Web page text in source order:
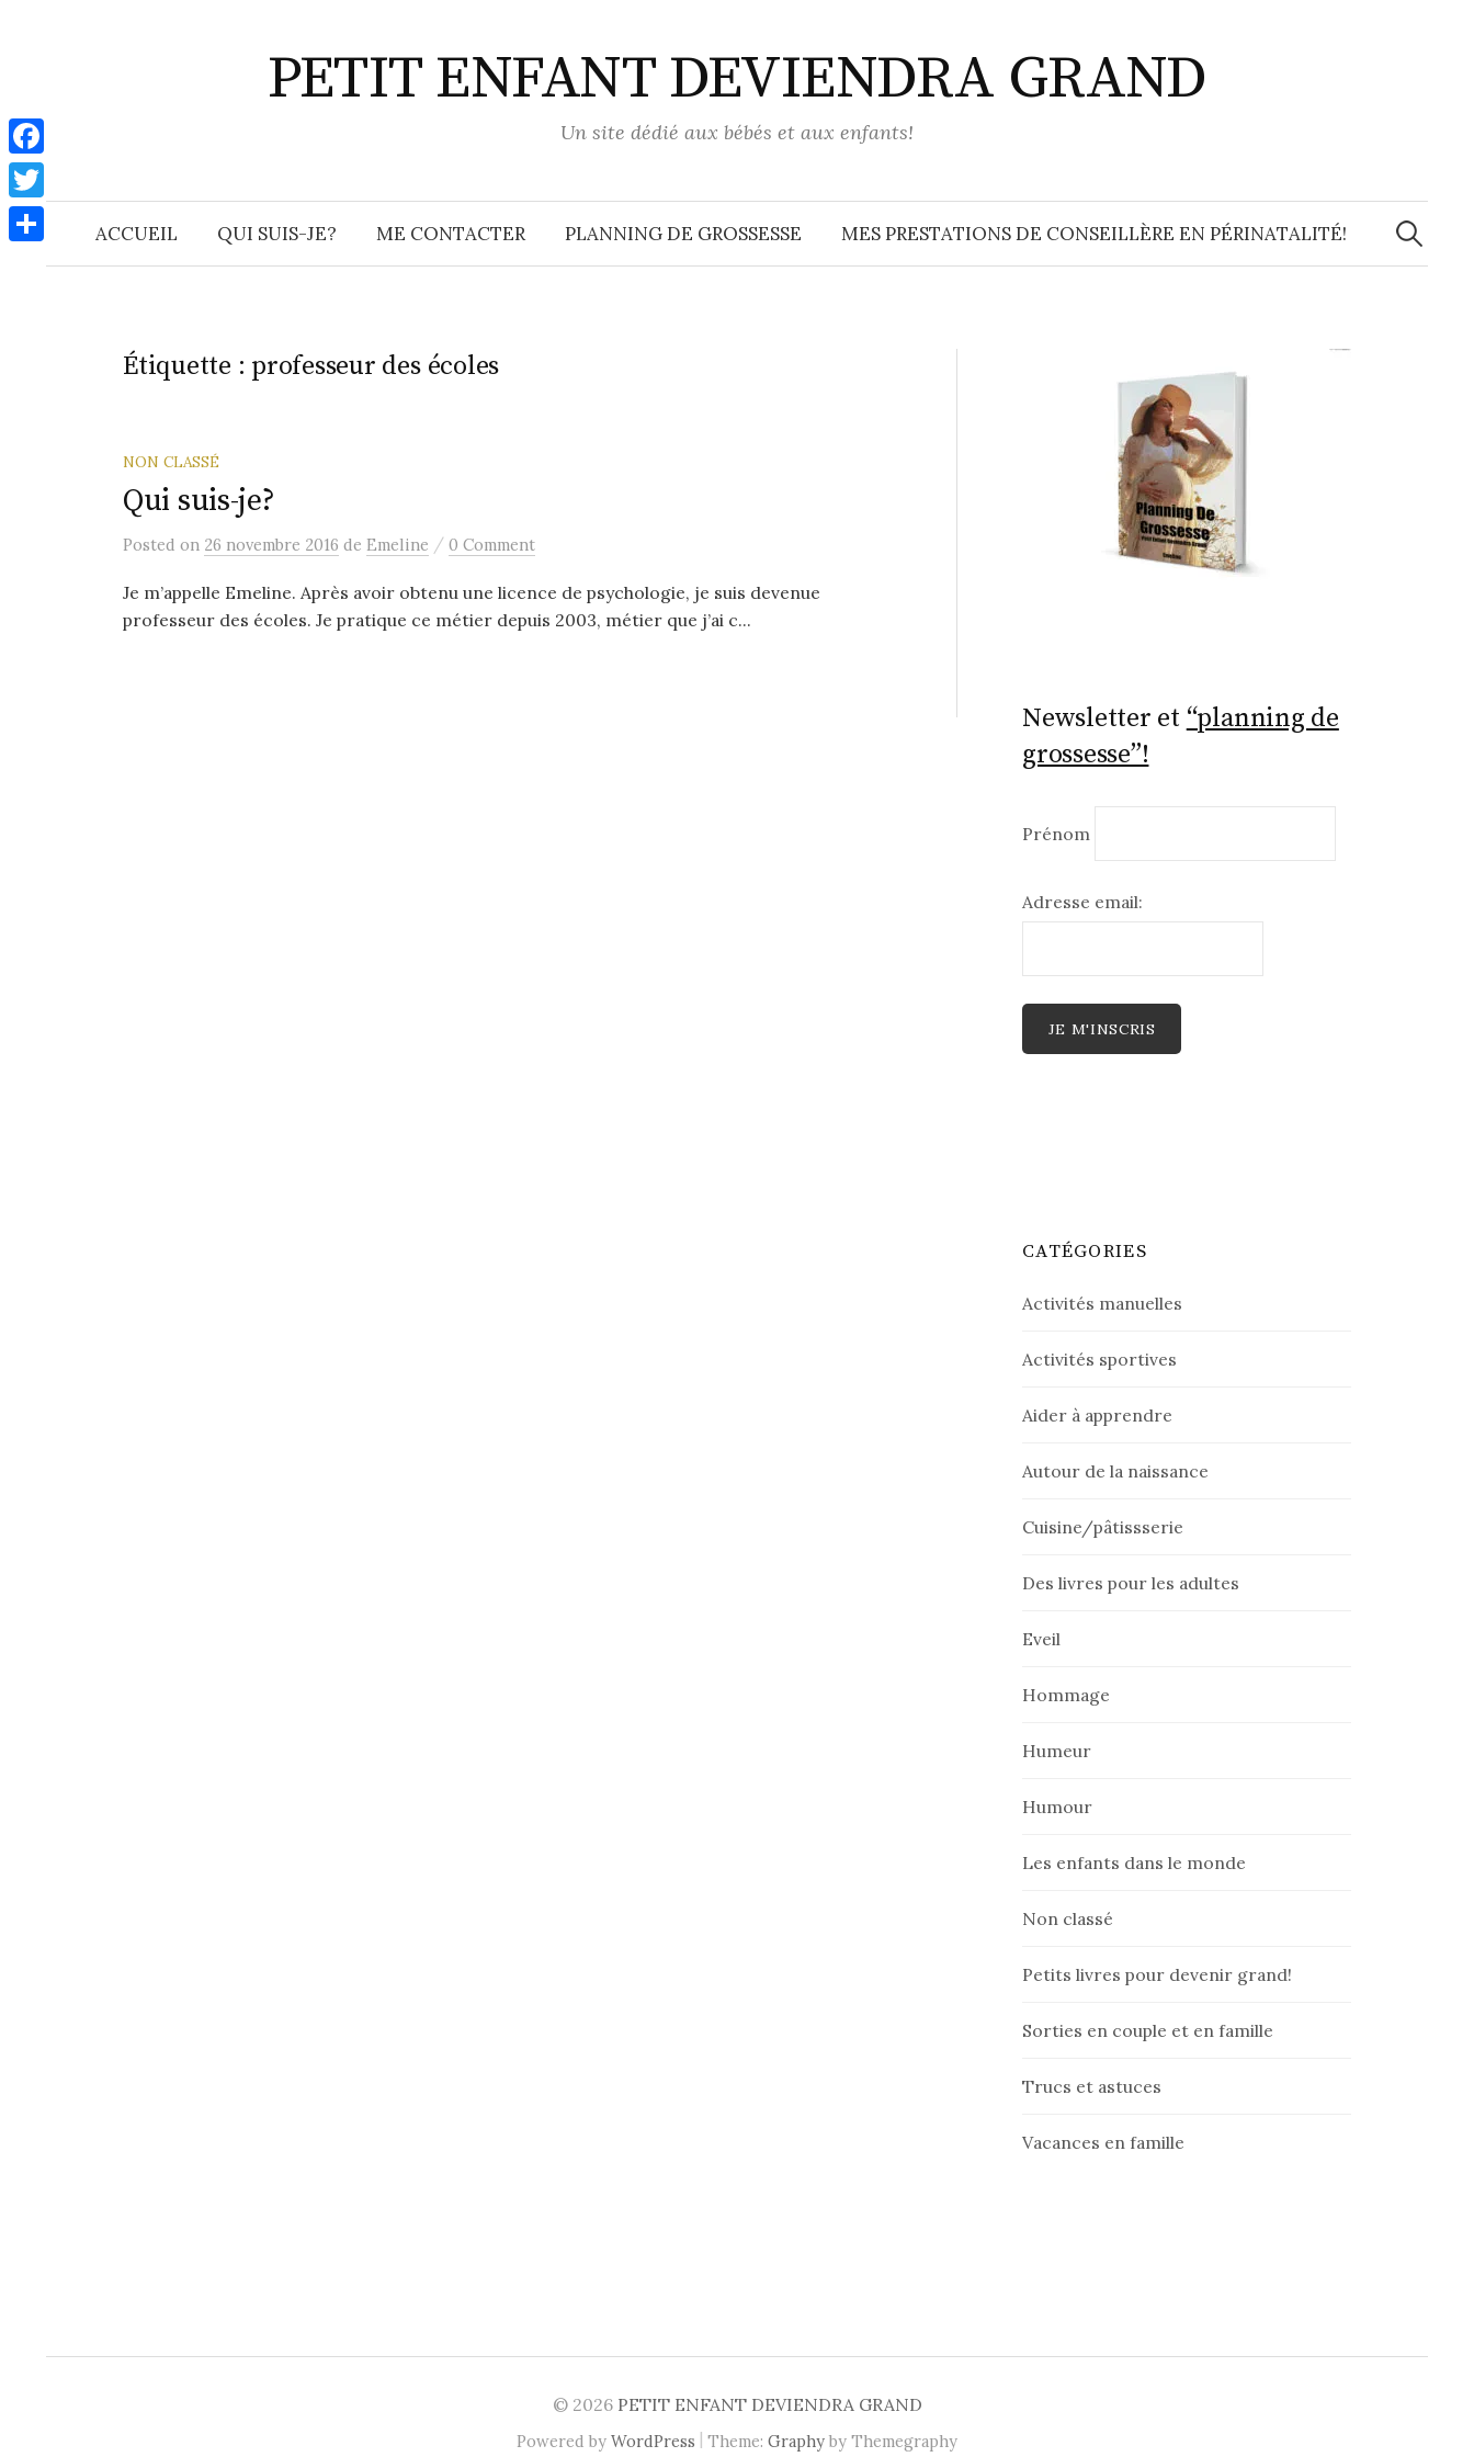
PETIT ENFANT DEVIENDRA GRAND
Un site dédié aux bébés et aux enfants!
ACCUEIL QUI SUIS-JE? ME CONTACTER PLANNING DE GROSSESSE MES PRESTATIONS DE CONSEILLÈRE EN PÉRINATALITÉ!
Étiquette : professeur des écoles
NON CLASSÉ
Qui suis-je?
Posted on 26 novembre 2016 de Emeline / 0 Comment
Je m’appelle Emeline. Après avoir obtenu une licence de psychologie, je suis devenue
professeur des écoles. Je pratique ce métier depuis 2003, métier que j’ai c...
Newsletter et “planning de
grossesse”!
Prénom
Adresse email:
CATÉGORIES
Activités manuelles
Activités sportives
Aider à apprendre
Autour de la naissance
Cuisine/pâtissserie
Des livres pour les adultes
Eveil
Hommage
Humeur
Humour
Les enfants dans le monde
Non classé
Petits livres pour devenir grand!
Sorties en couple et en famille
Trucs et astuces
Vacances en famille
© 2026 PETIT ENFANT DEVIENDRA GRAND
Powered by WordPress | Theme: Graphy by Themegraphy
F
a
c
T
w